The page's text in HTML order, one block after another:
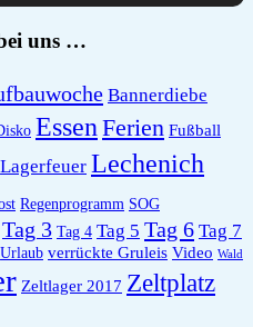
uns …
Bannerdiebe
Essen Ferien Fußball
Lagerfeuer Lechenich
Regenprogramm SOG
Tag 3 Tag 4 Tag 5 Tag 6 Tag 7
Urlaub verrückte Gruleis Video Wald
Zeltlager 2017 Zeltplatz